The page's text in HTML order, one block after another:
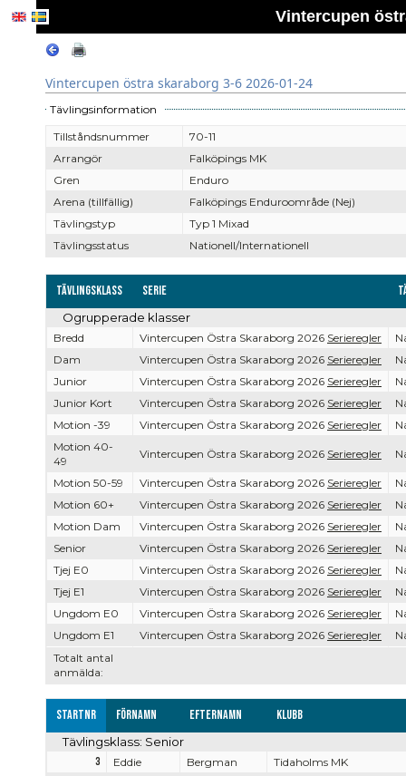
Vintercupen
Vintercupen östra skaraborg 3-6 2026-01-24
Tävlingsinformation
Tillståndsnummer
70-11
Arrangör
Falköpings MK
Gren
Enduro
Arena (tillfällig)
Falköpings Enduroområde (Nej)
Tävlingstyp
Typ 1 Mixad
Tävlingsstatus
Nationell/Internationell
Tävlingsklass Serie
Totalt antal
anmälda:
Ogrupperade klasser
Bredd Vintercupen Östra Skaraborg 2026 Serieregler
Dam
Vintercupen Östra Skaraborg 2026 Serieregler
Junior
Vintercupen Östra Skaraborg 2026 Serieregler
Junior Kort
Vintercupen Östra Skaraborg 2026 Serieregler
Motion -39
Vintercupen Östra Skaraborg 2026 Serieregler
Motion 40-
49
Vintercupen Östra Skaraborg 2026 Serieregler
Motion 50-59 Vintercupen Östra Skaraborg 2026 Serieregler
Motion 60+
Vintercupen Östra Skaraborg 2026 Serieregler
Motion Dam
Vintercupen Östra Skaraborg 2026 Serieregler
Senior
Vintercupen Östra Skaraborg 2026 Serieregler
Tjej E0
Vintercupen Östra Skaraborg 2026 Serieregler
Tjej E1
Vintercupen Östra Skaraborg 2026 Serieregler
Ungdom E0
Vintercupen Östra Skaraborg 2026 Serieregler
Ungdom E1
Vintercupen Östra Skaraborg 2026 Serieregler
Startnr Förnamn Efternamn Klubb
Tävlingsklass: Senior
3 Eddie Bergman
Tidaholms MK